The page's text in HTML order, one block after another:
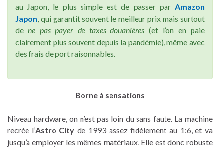
au Japon, le plus simple est de passer par Amazon
Japon, qui garantit souvent le meilleur prix mais surtout
de ne pas payer de taxes douanières (et l’on en paie
clairement plus souvent depuis la pandémie), même avec
des frais de port raisonnables.
Borne à sensations
Niveau hardware, on n’est pas loin du sans faute. La machine
recrée l’Astro City de 1993 assez fidèlement au 1:6, et va
jusqu’à employer les mêmes matériaux. Elle est donc robuste